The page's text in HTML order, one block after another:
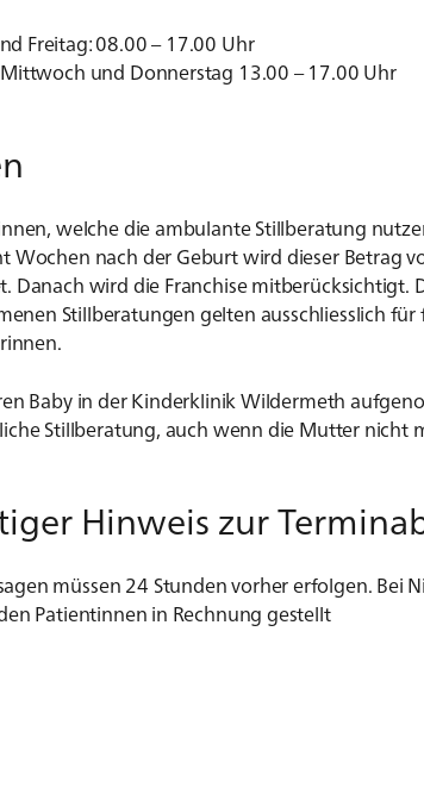
Freitag: 08.00 – 17.00 Uhr
und Donnerstag 13.00 – 17.00 Uhr
welche die ambulante Stillberatung
Wochen nach der Geburt wird dieser Betrag
Danach wird die Franchise mitberücksichtigt.
Stillberatungen gelten ausschliesslich
Baby in der Kinderklinik Wildermeth
Stillberatung, auch wenn die Mutter nicht
Hinweis zur
müssen 24 Stunden vorher erfolgen.
Patientinnen in Rechnung gestellt